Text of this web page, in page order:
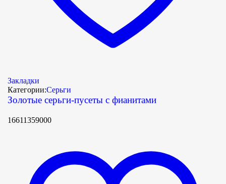
Закладки
Категории:Серьги
Золотые серьги-пусеты с фианитами
16611359000